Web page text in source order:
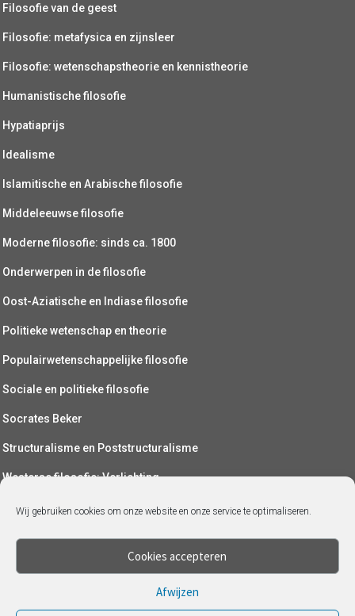
Wij gebruiken cookies om onze website en onze service te optimaliseren.
Cookies accepteren
Afwijzen
Filosofie van de geest
Filosofie: metafysica en zijnsleer
Filosofie: wetenschapstheorie en kennistheorie
Humanistische filosofie
Hypatiaprijs
Idealisme
Islamitische en Arabische filosofie
Middeleeuwse filosofie
Moderne filosofie: sinds ca. 1800
Onderwerpen in de filosofie
Oost-Aziatische en Indiase filosofie
Politieke wetenschap en theorie
Populairwetenschappelijke filosofie
Sociale en politieke filosofie
Socrates Beker
Structuralisme en Poststructuralisme
Westerse filosofie: Verlichting
Wetenschapsfilosofie
Yoga (als filosofie)